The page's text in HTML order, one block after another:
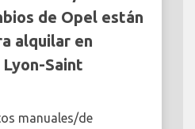
de Opel están
alquilar en
Saint
manuales/de